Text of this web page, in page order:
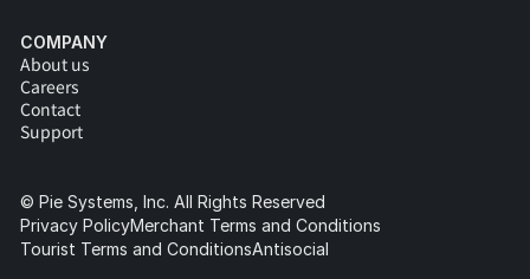
COMPANY
About us
Careers
Contact
Support
© Pie Systems, Inc. All Rights Reserved
Privacy PolicyMerchant Terms and Conditions
Tourist Terms and ConditionsAntisocial